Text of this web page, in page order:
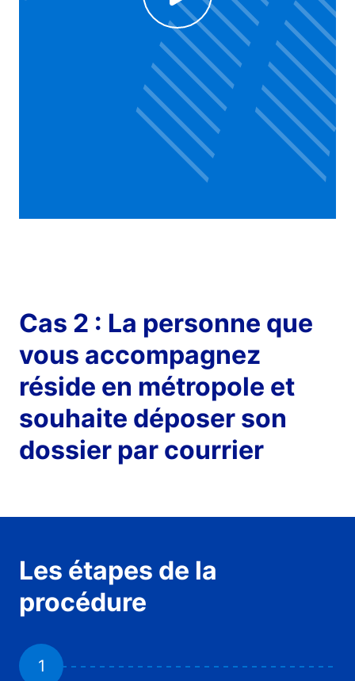
Voir la vidéo
Cas 2 : La personne que
vous accompagnez
réside en métropole et
souhaite déposer son
dossier par courrier
Les étapes de la
procédure
1